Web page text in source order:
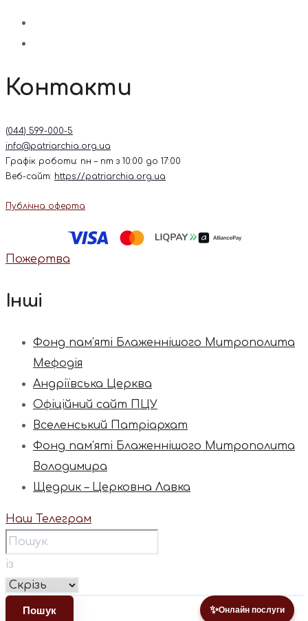
✨Онлайн послуги
Контакти
(044) 599-000-5
info@patriarchia.org.ua
Графік роботи: пн – пт з 10:00 до 17:00
Веб-сайт: https://patriarchia.org.ua
Публічна оферта
Пожертва
Інші
Фонд пам’яті Блаженнішого Митрополита
Мефодія
Андріївська Церква
Офіційний сайт ПЦУ
Вселенський Патріархат
Фонд пам’яті Блаженнішого Митрополита
Володимира
Щедрик – Церковна Лавка
Наш Телеграм
із